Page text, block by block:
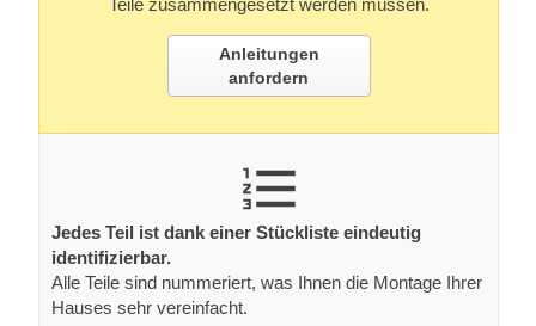
Teile zusammengesetzt werden müssen.
Anleitungen
anfordern
Jedes Teil ist dank einer Stückliste eindeutig
identifizierbar.
Alle Teile sind nummeriert, was Ihnen die Montage Ihrer
Hauses sehr vereinfacht.